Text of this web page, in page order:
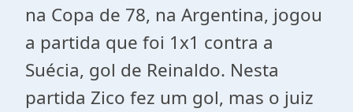
na Copa de 78, na Argentina, jogou
a partida que foi 1x1 contra a
Suécia, gol de Reinaldo. Nesta
partida Zico fez um gol, mas o juiz